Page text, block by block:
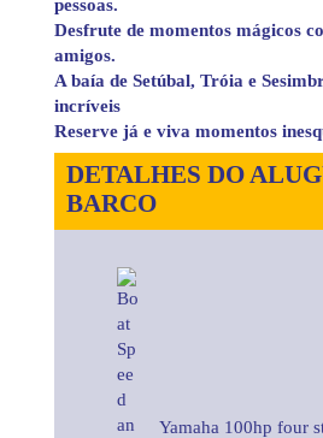
pessoas.
Desfrute de momentos mágicos
amigos.
A baía de Setúbal, Tróia e
incríveis
Reserve já e viva momentos
DETALHES DO
BARCO
Yamaha 100hp four